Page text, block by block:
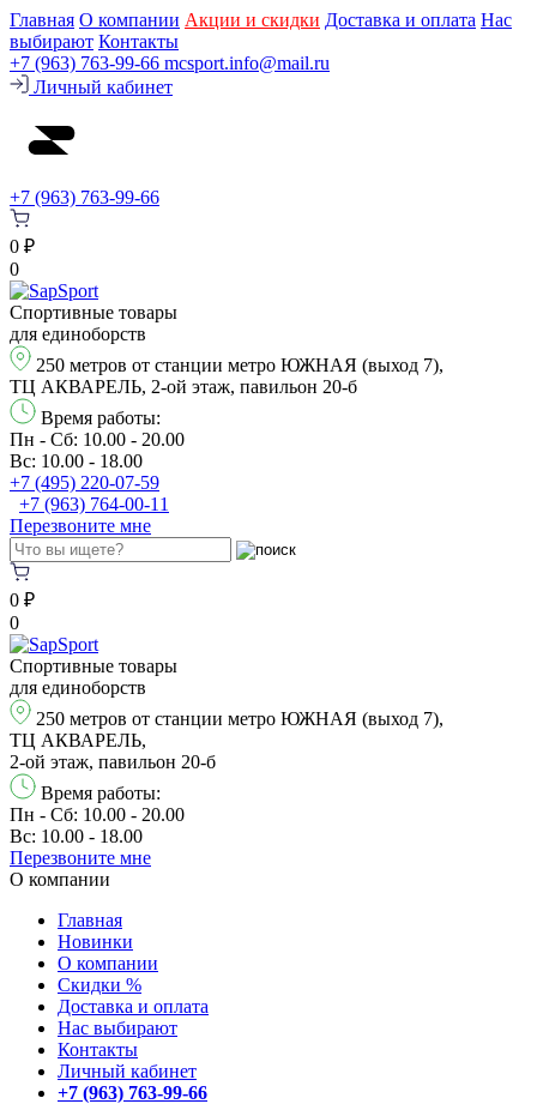
Главная О компании Акции и скидки Доставка и оплата Нас
выбирают Контакты
+7 (963) 763-99-66 mcsport.info@mail.ru
Личный кабинет
+7 (963) 763-99-66
0 ₽
0
Спортивные товары
для единоборств
250 метров от станции метро ЮЖНАЯ (выход 7),
ТЦ АКВАРЕЛЬ, 2-ой этаж, павильон 20-б
Время работы:
Пн - Сб: 10.00 - 20.00
Вс: 10.00 - 18.00
+7 (495) 220-07-59
+7 (963) 764-00-11
Перезвонитe мне
0 ₽
0
Спортивные товары
для единоборств
250 метров от станции метро ЮЖНАЯ (выход 7),
ТЦ АКВАРЕЛЬ,
2-ой этаж, павильон 20-б
Время работы:
Пн - Сб: 10.00 - 20.00
Вс: 10.00 - 18.00
Перезвонитe мне
О компании
Главная
Новинки
О компании
Скидки %
Доставка и оплата
Нас выбирают
Контакты
Личный кабинет
+7 (963) 763-99-66